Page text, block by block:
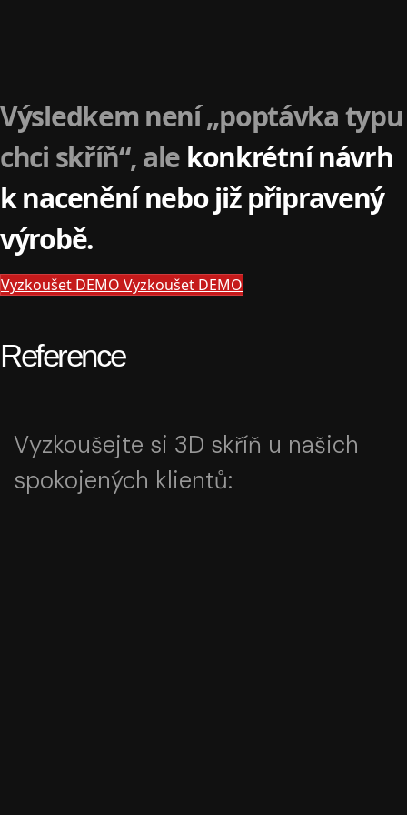
Výsledkem není „poptávka typu
chci skříň“, ale konkrétní návrh
k nacenění nebo již připravený
výrobě.
Vyzkoušet DEMO Vyzkoušet DEMO
Reference
Vyzkoušejte si 3D skříň u našich
spokojených klientů: